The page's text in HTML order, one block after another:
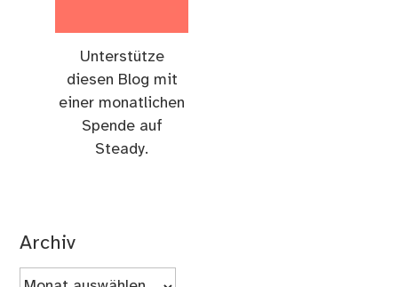
Unterstütze
diesen Blog mit
einer monatlichen
Spende auf
Steady.
Archiv
Archiv